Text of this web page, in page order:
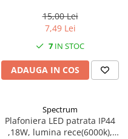
15,00 Lei
7,49 Lei
7 IN STOC
ADAUGA IN COS
Spectrum
Plafoniera LED patrata IP44
,18W, lumina rece(6000k),